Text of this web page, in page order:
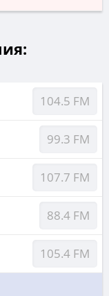
104.5 FM
99.3 FM
107.7 FM
88.4 FM
105.4 FM